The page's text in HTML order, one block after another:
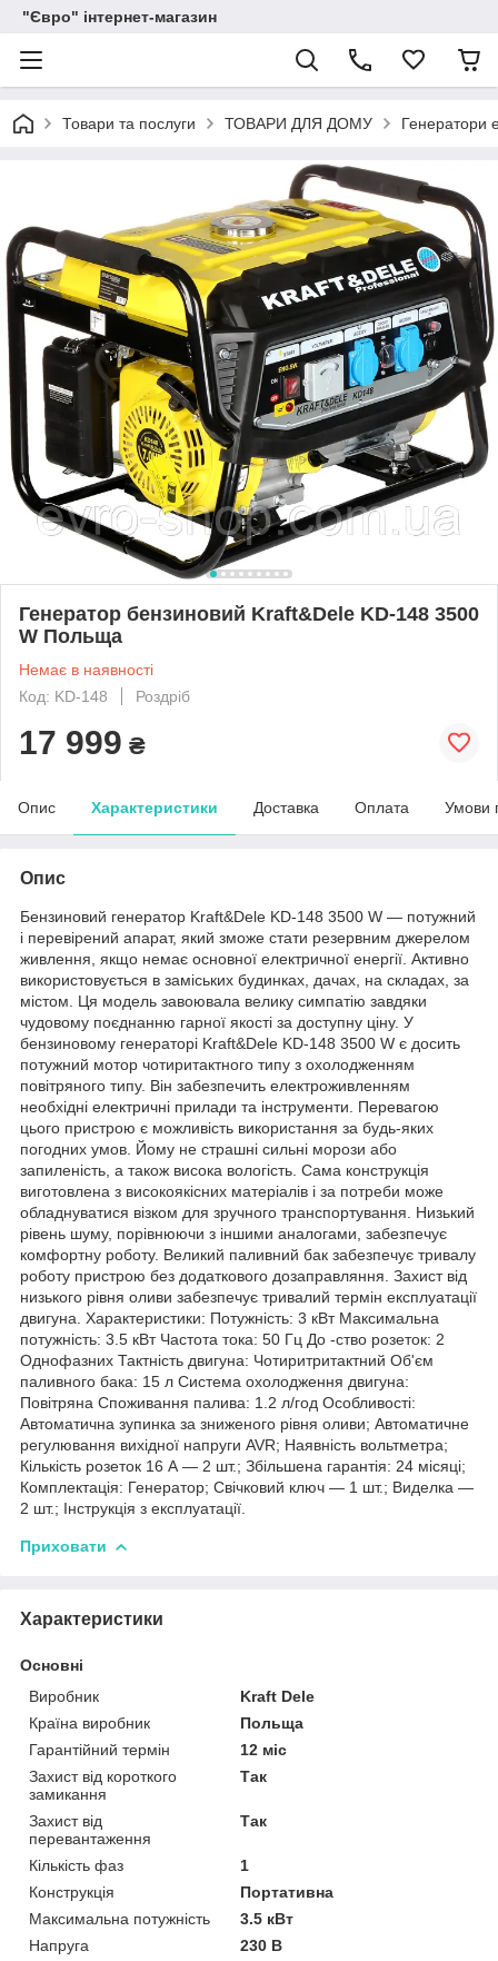
"Євро" інтернет-магазин
Товари та послуги ТОВАРИ ДЛЯ ДОМУ Генератори
Генератор бензиновий Kraft&Dele KD-148 3500
W Польща
Немає в наявності
Код: KD-148
Роздріб
17 999 ₴
Опис Характеристики Доставка Оплата Умови
Опис
Бензиновий генератор Kraft&Dele KD-148 3500 W — потужний
і перевірений апарат, який зможе стати резервним джерелом
живлення, якщо немає основної електричної енергії. Активно
використовується в заміських будинках, дачах, на складах, за
містом. Ця модель завоювала велику симпатію завдяки
чудовому поєднанню гарної якості за доступну ціну. У
бензиновому генераторі Kraft&Dele KD-148 3500 W є досить
потужний мотор чотиритактного типу з охолодженням
повітряного типу. Він забезпечить електроживленням
необхідні електричні прилади та інструменти. Перевагою
цього пристрою є можливість використання за будь-яких
погодних умов. Йому не страшні сильні морози або
запиленість, а також висока вологість. Сама конструкція
виготовлена з високоякісних матеріалів і за потреби може
обладнуватися візком для зручного транспортування. Низький
рівень шуму, порівнюючи з іншими аналогами, забезпечує
комфортну роботу. Великий паливний бак забезпечує тривалу
роботу пристрою без додаткового дозаправляння. Захист від
низького рівня оливи забезпечує тривалий термін експлуатації
двигуна. Характеристики: Потужність: 3 кВт Максимальна
потужність: 3.5 кВт Частота тока: 50 Гц До -ство розеток: 2
Однофазних Тактність двигуна: Чотиритритактний Об'єм
паливного бака: 15 л Система охолодження двигуна:
Повітряна Споживання палива: 1.2 л/год Особливості:
Автоматична зупинка за зниженого рівня оливи; Автоматичне
регулювання вихідної напруги AVR; Наявність вольтметра;
Кількість розеток 16 А — 2 шт.; Збільшена гарантія: 24 місяці;
Комплектація: Генератор; Свічковий ключ — 1 шт.; Виделка —
2 шт.; Інструкція з експлуатації.
Приховати
Характеристики
Основні
Виробник
Kraft Dele
Країна виробник
Польща
Гарантійний термін
12 міс
Захист від короткого
замикання
Так
Захист від
перевантаження
Так
Кількість фаз
1
Конструкція
Портативна
Максимальна потужність
3.5 кВт
Напруга
230 В